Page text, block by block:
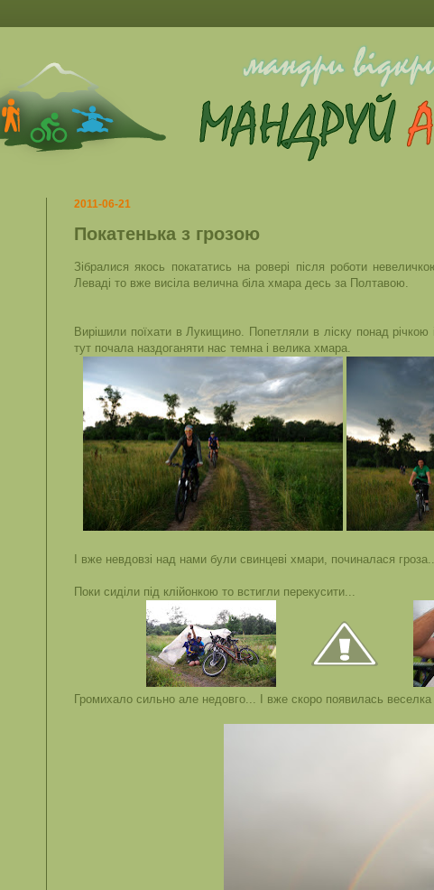
2011-06-21
Покатенька з грозою
Зібралися якось покататись на ровері після роботи
Леваді то вже висіла велична біла хмара десь за Полтавою.
Вирішили поїхати в Лукищино. Попетляли в ліску понад річкою
тут почала наздоганяти нас темна і велика хмара.
І вже невдовзі над нами були свинцеві хмари, починалася
Поки сиділи під клійонкою то встигли перекусити...
Громихало сильно але недовго... І вже скоро появилась